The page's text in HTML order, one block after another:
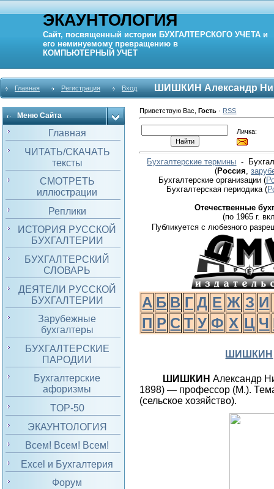
ЭКАУНТОЛОГИЯ
Сайт, посвященный истории БУХГАЛТЕРСКОГО УЧЕТА и
его неминуемому превращению в
КОМПЬЮТЕРНЫЙ УЧЕТ
Главная Регистрация Вход ШИШКИН Александр
Меню Сайта
Главная
ЧИТАТЬ/СКАЧАТЬ
тексты
СМОТРЕТЬ
иллюстрации
Реплики
ИСТОРИЯ РУССКОЙ
БУХГАЛТЕРИИ
БУХГАЛТЕРСКИЙ
СЛОВАРЬ
ДЕЯТЕЛИ РУССКОЙ
БУХГАЛТЕРИИ
Зарубежные
бухгалтеры
БУХГАЛТЕРСКИЕ
ПАРОДИИ
Бухгалтерские
афоризмы
TOP-50
ЭКАУНТОЛОГИЯ
Всем! Всем! Всем!
Excel и Бухгалтерия
Форум
Приветствую Вас ,Гость · RSS
Личка:
Бухгалтерские термины -
(Россия
Бухгалтерские организации (
Бухгалтерская периодика(
Отечественные
(по 1965 г.
Публикуется с любезного
А Б В Г Д Е Ж З И
П Р С Т У Ф Х Ц Ч
ШИШКИН
ШИШКИН Александр
1898) — профессор (М.).
(сельское хозяйство).